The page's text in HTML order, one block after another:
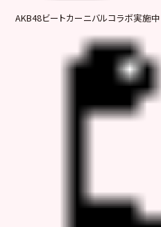
AKB48ビートカーニバルコラボ実施中